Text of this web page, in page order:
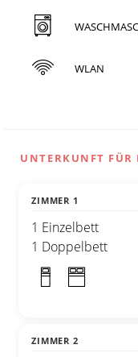
WLAN
UNTERKUNFT FÜR
ZIMMER 1
1 Einzelbett
1 Doppelbett
ZIMMER 2